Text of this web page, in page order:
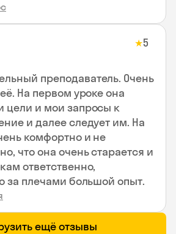
★5
преподаватель. Очень
На первом уроке она
цели и мои запросы к
и далее следует им. На
комфортно и не
что она очень старается и
ответственно,
за плечами большой опыт.
ещё отзывы